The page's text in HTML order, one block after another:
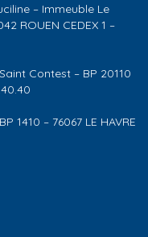
– Immeuble Le
ROUEN CEDEX 1 –
Contest – BP 20110
1410 – 76067 LE HAVRE